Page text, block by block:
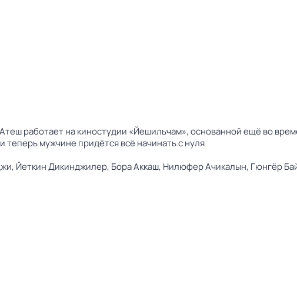
работает на киностудии «Йешильчам», основанной ещё во
теперь мужчине придётся всё начинать с нуля
Йеткин Дикинджилер, Бора Аккаш, Нилюфер Ачикалын, Гюнгёр